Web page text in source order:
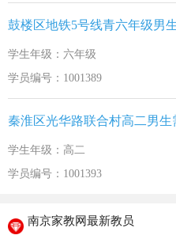
学生年级：六年级
学员编号：1001389
学生年级：高二
学员编号：1001393
南京家教网最新教员